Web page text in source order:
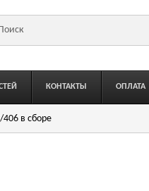
КОНТАКТЫ ОПЛАТА
в сборе